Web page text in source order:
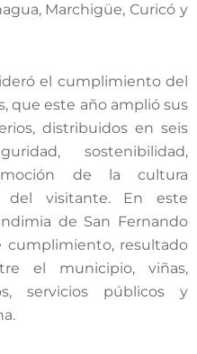
Marchigüe, Curicó y
el cumplimiento del
que este año amplió sus
distribuidos en seis
sostenibilidad,
de la cultura
del visitante. En este
de San Fernando
resultado
el municipio, viñas,
servicios públicos y